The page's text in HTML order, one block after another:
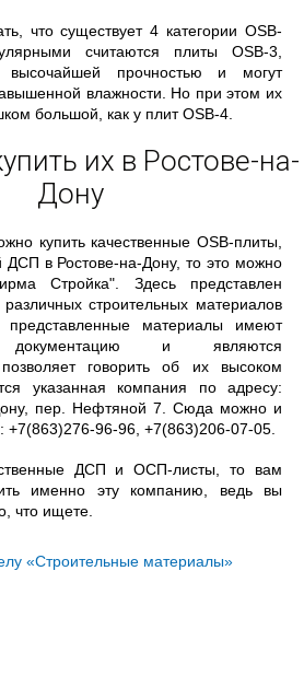
что существует 4 категории OSB-
считаются плиты OSB-3,
высочайшей прочностью и могут
влажности. Но при этом их
большой, как у плит OSB-4.
их в Ростове-на-
Дону
купить качественные OSB-плиты,
в Ростове-на-Дону, то это можно
Стройка". Здесь представлен
строительных материалов
материалы имеют
документацию и являются
говорить об их высоком
указанная компания по адресу:
пер. Нефтяной 7. Сюда можно и
+7(863)276-96-96, +7(863)206-07-05.
ДСП и ОСП-листы, то вам
именно эту компанию, ведь вы
что ищете.
«Строительные материалы»